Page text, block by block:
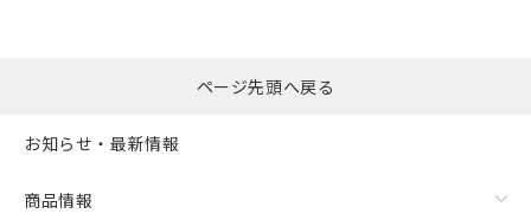
括ダウンロード
ページ先頭へ戻る
お知らせ・最新情報
商品情報